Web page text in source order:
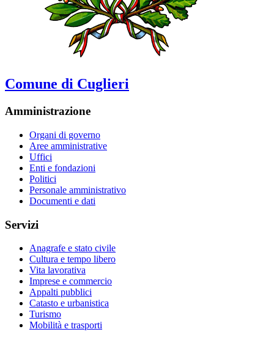
Comune di Cuglieri
Amministrazione
Organi di governo
Aree amministrative
Uffici
Enti e fondazioni
Politici
Personale amministrativo
Documenti e dati
Servizi
Anagrafe e stato civile
Cultura e tempo libero
Vita lavorativa
Imprese e commercio
Appalti pubblici
Catasto e urbanistica
Turismo
Mobilità e trasporti